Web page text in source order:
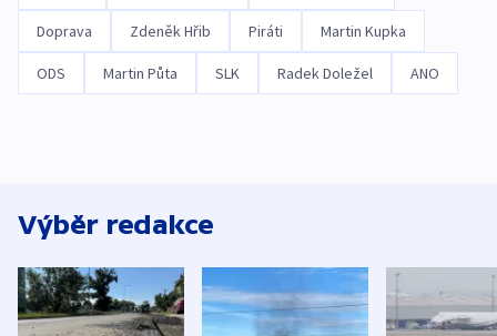
Doprava Zdeněk Hřib Piráti Martin Kupka
ODS Martin Půta SLK Radek Doležel ANO
Výběr redakce